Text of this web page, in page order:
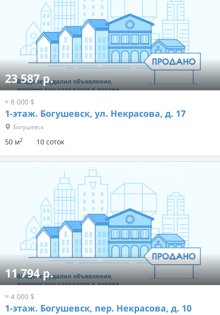
23 587 р.
≈ 8 000 $
1-этаж. Богушевск, ул. Некрасова, д. 17
Богушевск
50 м2 10 соток
11 794 р.
≈ 4 000 $
1-этаж. Богушевск, пер. Некрасова, д. 10